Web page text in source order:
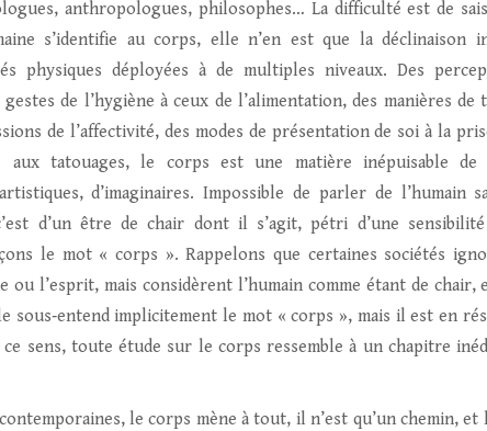
anthropologues, philosophes… La difficulté est de
s’identifie au corps, elle n’en est que la déclinaison
physiques déployées à de multiples niveaux. Des
de l’hygiène à ceux de l’alimentation, des manières de
de l’affectivité, des modes de présentation de soi à la
tatouages, le corps est une matière inépuisable de
d’imaginaires. Impossible de parler de l’humain
d’un être de chair dont il s’agit, pétri d’une
le mot « corps ». Rappelons que certaines sociétés
ou l’esprit, mais considèrent l’humain comme étant de chair,
sous‑entend implicitement le mot « corps », mais il est en
sens, toute étude sur le corps ressemble à un chapitre
le corps mène à tout, il n’est qu’un chemin,